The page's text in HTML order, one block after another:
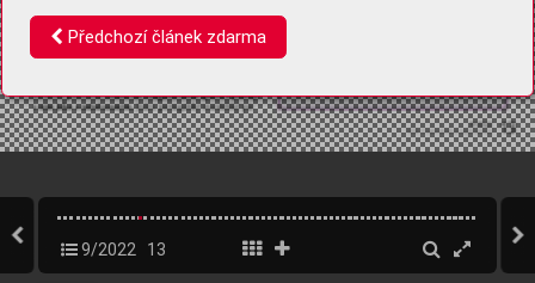
9/2022 13
Předchozí článek zdarma